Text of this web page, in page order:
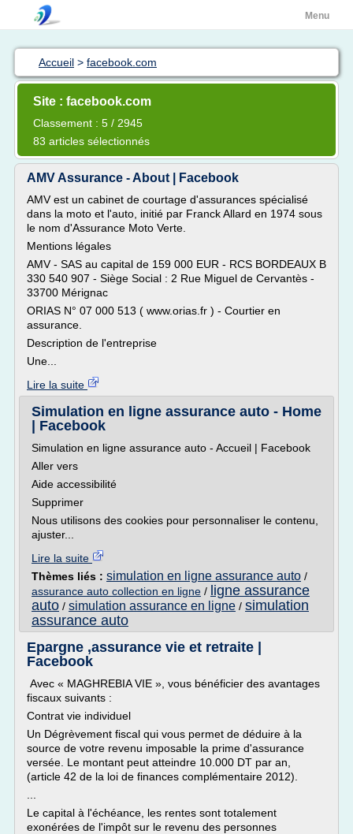
Menu
Accueil > facebook.com
Site : facebook.com
Classement : 5 / 2945
83 articles sélectionnés
AMV Assurance - About | Facebook
AMV est un cabinet de courtage d'assurances spécialisé
dans la moto et l'auto, initié par Franck Allard en 1974 sous
le nom d'Assurance Moto Verte.
Mentions légales
AMV - SAS au capital de 159 000 EUR - RCS BORDEAUX B
330 540 907 - Siège Social : 2 Rue Miguel de Cervantès -
33700 Mérignac
ORIAS N° 07 000 513 ( www.orias.fr ) - Courtier en
assurance.
Description de l'entreprise
Une...
Lire la suite
Simulation en ligne assurance auto - Home
| Facebook
Simulation en ligne assurance auto - Accueil | Facebook
Aller vers
Aide accessibilité
Supprimer
Nous utilisons des cookies pour personnaliser le contenu,
ajuster...
Lire la suite
Thèmes liés : simulation en ligne assurance auto /
assurance auto collection en ligne / ligne assurance
auto / simulation assurance en ligne / simulation
assurance auto
Epargne ,assurance vie et retraite |
Facebook
Avec « MAGHREBIA VIE », vous bénéficier des avantages
fiscaux suivants :
Contrat vie individuel
Un Dégrèvement fiscal qui vous permet de déduire à la
source de votre revenu imposable la prime d'assurance
versée. Le montant peut atteindre 10.000 DT par an,
(article 42 de la loi de finances complémentaire 2012).
Le capital à l'échéance, les rentes sont totalement
exonérées de l'impôt sur le revenu des personnes